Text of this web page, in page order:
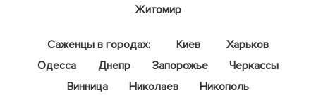
Житомир
Саженцы в городах: Киев
Харьков
Одесса
Днепр Запорожье
Черкассы
Винница
Николаев
Никополь